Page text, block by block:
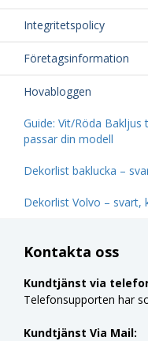
Integritetspolicy
Företagsinformation
Hovabloggen
Guide: Vit/Röda
passar din modell
Dekorlist baklucka –
Dekorlist Volvo – svart,
Kontakta oss
Kundtjänst via
Telefonsupporten har
Kundtjänst Via Mail: